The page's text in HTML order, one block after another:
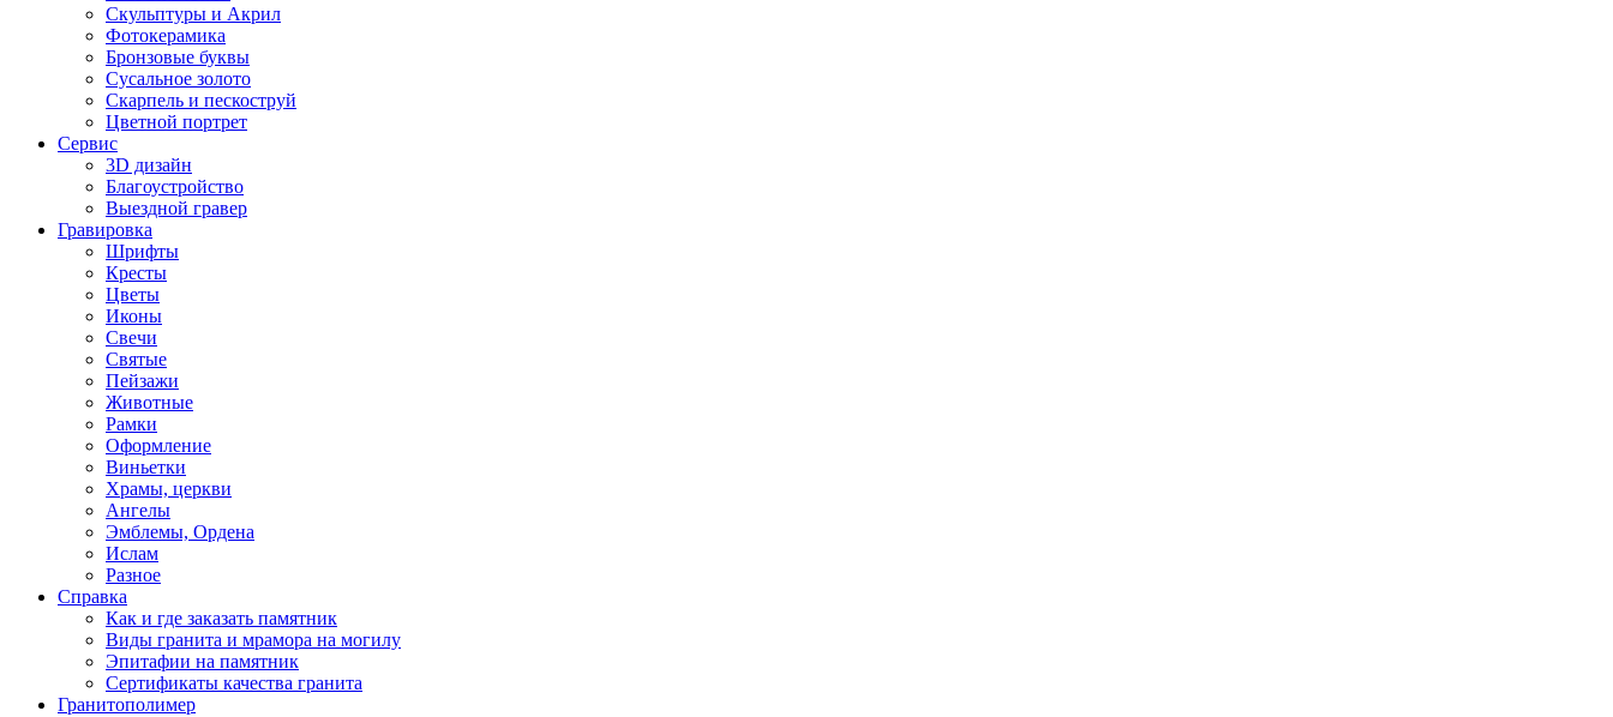
Скульптуры и Акрил
Фотокерамика
Бронзовые буквы
Сусальное золото
Скарпель и пескоструй
Цветной портрет
Сервис
3D дизайн
Благоустройство
Выездной гравер
Гравировка
Шрифты
Кресты
Цветы
Иконы
Свечи
Святые
Пейзажи
Животные
Рамки
Оформление
Виньетки
Храмы, церкви
Ангелы
Эмблемы, Ордена
Ислам
Разное
Справка
Как и где заказать памятник
Виды гранита и мрамора на могилу
Эпитафии на памятник
Сертификаты качества гранита
Гранитополимер